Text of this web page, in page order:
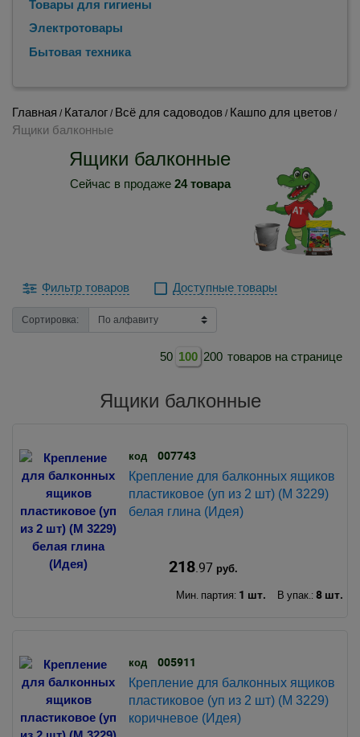
Товары для гигиены
Электротовары
Бытовая техника
Главная / Каталог / Всё для садоводов / Кашпо для цветов /
Ящики балконные
Ящики балконные
Сейчас в продаже 24 товара
Фильтр товаров Доступные товары
Сортировка:
50 100 200 товаров на странице
Ящики балконные
код 007743
Крепление для балконных ящиков
пластиковое (уп из 2 шт) (М 3229)
белая глина (Идея)
218.97 руб.
Мин. партия: 1 шт. В упак.: 8 шт.
код 005911
Крепление для балконных ящиков
пластиковое (уп из 2 шт) (М 3229)
коричневое (Идея)